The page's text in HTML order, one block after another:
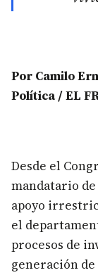
Por Camilo
Política / EL
Desde el
mandatario
apoyo
el
procesos de
generación